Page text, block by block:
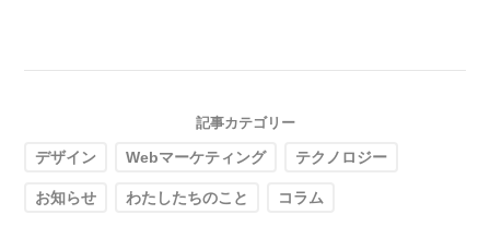
記事カテゴリー
デザイン Webマーケティング テクノロジー
お知らせ わたしたちのこと コラム